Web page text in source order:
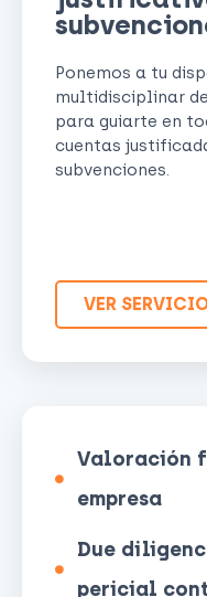
Ponemos a tu
multidisciplinar
para guiarte en
cuentas
subvenciones.
VER
Valoración
empresa
Due
pericial